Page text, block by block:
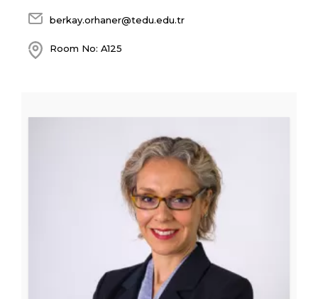
berkay.orhaner@tedu.edu.tr
Room No: A125